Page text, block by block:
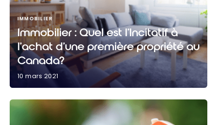
première propriété au Canada?
IMMOBILIER
Immobilier : Quel est l’Incitatif à
l’achat d’une première propriété au
Canada?
10 mars 2021